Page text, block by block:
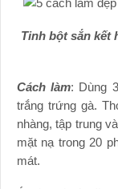
Tinh bột sắn kết
Cách làm: Dùng
trắng trứng gà.
nhàng, tập trung
mặt nạ trong 20
mát.